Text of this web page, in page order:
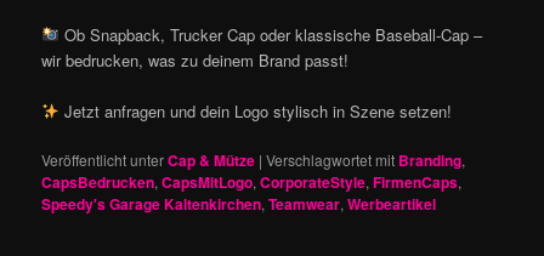
Ob Snapback, Trucker Cap oder klassische Baseball-Cap –
wir bedrucken, was zu deinem Brand passt!
Jetzt anfragen und dein Logo stylisch in Szene setzen!
Veröffentlicht unterCap & Mütze |Verschlagwortet mit Branding,
CapsBedrucken,CapsMitLogo,CorporateStyle,FirmenCaps,
Speedy's Garage Kaltenkirchen,Teamwear,Werbeartikel